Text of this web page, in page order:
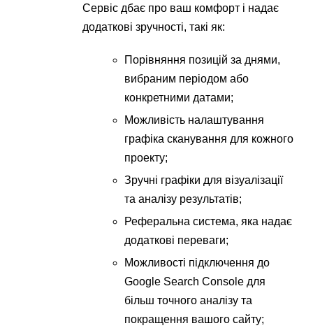
Сервіс дбає про ваш комфорт і надає
додаткові зручності, такі як:
Порівняння позицій за днями,
вибраним періодом або
конкретними датами;
Можливість налаштування
графіка сканування для кожного
проекту;
Зручні графіки для візуалізації
та аналізу результатів;
Реферальна система, яка надає
додаткові переваги;
Можливості підключення до
Google Search Console для
більш точного аналізу та
покращення вашого сайту;